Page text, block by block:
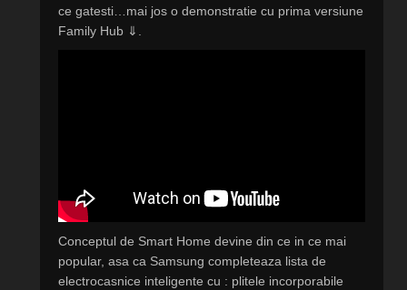
ce gatesti…mai jos o demonstratie cu prima versiune
Family Hub ⇓.
Conceptul de Smart Home devine din ce in ce mai
popular, asa ca Samsung completeaza lista de
electrocasnice inteligente cu : plitele incorporabile